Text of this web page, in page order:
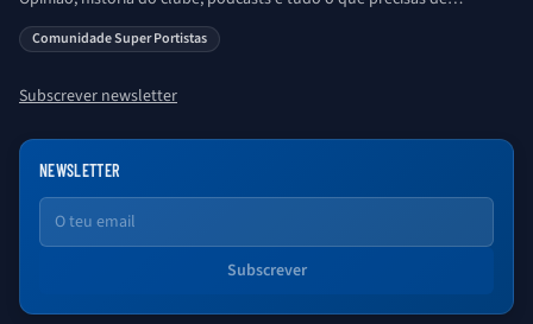
saber sobre o universo Porto. Ser Porto é aqui!
Comunidade Super Portistas
Subscrever newsletter
NEWSLETTER
Email
Subscrever